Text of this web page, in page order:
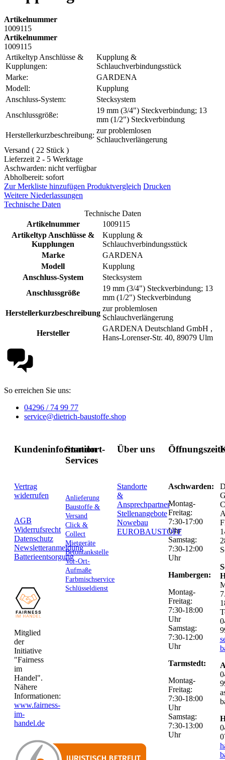
Artikelnummer
1009115
Artikelnummer
1009115
Artikeltyp Anschlüsse &
Kupplungen:
Kupplung &
Schlauchverbindungsstück
Marke:
GARDENA
Modell:
Kupplung
Anschluss-System:
Stecksystem
Anschlussgröße:
19 mm (3/4") Steckverbindung; 13
mm (1/2") Steckverbindung
Herstellerkurzbeschreibung:
zur problemlosen
Schlauchverlängerung
Versand ( 22 Stück )
Lieferzeit 2 - 5 Werktage
Aschwarden: nicht verfügbar
Abholbereit: sofort
Zur Merkliste hinzufügen Produktvergleich Drucken
Weitere Niederlassungen
Technische Daten
Technische Daten
Artikelnummer
1009115
Artikeltyp Anschlüsse &
Kupplungen
Kupplung &
Schlauchverbindungsstück
Marke
GARDENA
Modell
Kupplung
Anschluss-System
Stecksystem
Anschlussgröße
19 mm (3/4") Steckverbindung; 13
mm (1/2") Steckverbindung
Herstellerkurzbeschreibung
zur problemlosen
Schlauchverlängerung
Hersteller
GARDENA Deutschland GmbH ,
Hans-Lorenser-Str. 40, 89079 Ulm
So erreichen Sie uns:
04296 / 74 99 77
service@dietrich-baustoffe.shop
Kundeninformation
Vertrag
widerrufen
AGB
Widerrufsrecht
Datenschutz
Newsletteranmeldung
Batterieentsorgung
Mitglied
der
Initiative
"Fairness
im
Handel".
Nähere
Informationen:
www.fairness-
im-
handel.de
Standort-
Services
Anlieferung
Baustoffe &
Versand
Click &
Collect
Mietgeräte
Betontankstelle
Vor-Ort-
Aufmaße
Farbmischservice
Schlüsseldienst
Über uns
Standorte
&
Ansprechpartner
Stellenangebote
Nowebau
EUROBAUSTOFF
Aschwarden:
Montag-
Freitag:
7:30-17:00
Uhr
Samstag:
7:30-12:00
Uhr
Hambergen:
Montag-
Freitag:
7:30-18:00
Uhr
Samstag:
7:30-12:00
Uhr
Tarmstedt:
Montag-
Freitag:
7:30-18:00
Uhr
Samstag:
7:30-13:00
Uhr